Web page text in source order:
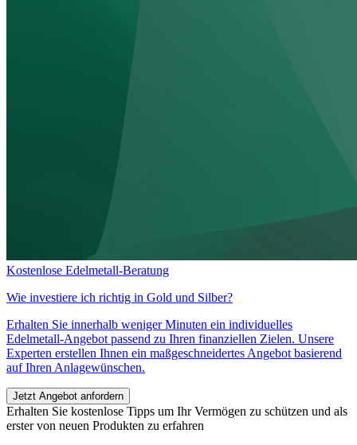
Kostenlose Edelmetall-Beratung
Wie investiere ich richtig in Gold und Silber?
Erhalten Sie innerhalb weniger Minuten ein individuelles
Edelmetall-Angebot passend zu Ihren finanziellen Zielen. Unsere
Experten erstellen Ihnen ein maßgeschneidertes Angebot basierend
auf Ihren Anlagewünschen.
Jetzt Angebot anfordern
Erhalten Sie kostenlose Tipps um Ihr Vermögen zu schützen und als
erster von neuen Produkten zu erfahren